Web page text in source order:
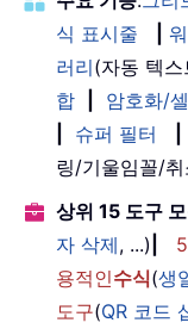
식 표시줄
러리(자동 텍스
합
암호화/
슈퍼 필터
링/기울임꼴/취
상위 15 도구
자 삭제, ...)
용적인수식(생
도구(QR 코드